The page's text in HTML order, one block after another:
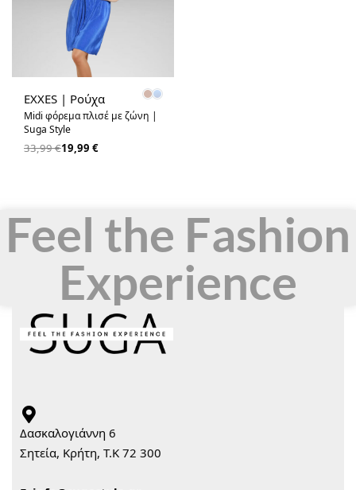
EXXES | Ρούχα
Midi φόρεμα πλισέ με ζώνη |
Suga Style
33,99€19,99 €
Feel the Fashion
Experience
Δασκαλογιάννη 6
Σητεία, Κρήτη, Τ.Κ 72 300